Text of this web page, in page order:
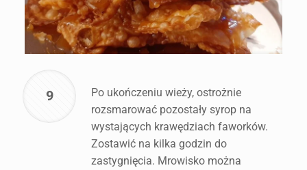
9
Po ukończeniu wieży, ostrożnie
rozsmarować pozostały syrop na
wystających krawędziach faworków.
Zostawić na kilka godzin do
zastygnięcia. Mrowisko można